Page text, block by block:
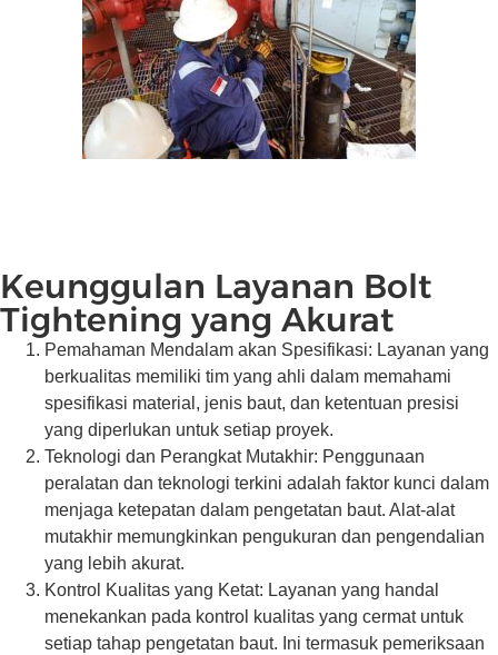
Keunggulan Layanan Bolt
Tightening yang Akurat
Pemahaman Mendalam akan Spesifikasi: Layanan yang
berkualitas memiliki tim yang ahli dalam memahami
spesifikasi material, jenis baut, dan ketentuan presisi
yang diperlukan untuk setiap proyek.
Teknologi dan Perangkat Mutakhir: Penggunaan
peralatan dan teknologi terkini adalah faktor kunci dalam
menjaga ketepatan dalam pengetatan baut. Alat-alat
mutakhir memungkinkan pengukuran dan pengendalian
yang lebih akurat.
Kontrol Kualitas yang Ketat: Layanan yang handal
menekankan pada kontrol kualitas yang cermat untuk
setiap tahap pengetatan baut. Ini termasuk pemeriksaan